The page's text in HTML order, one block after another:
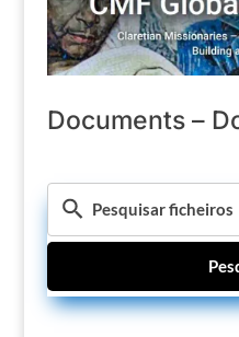
Documents –